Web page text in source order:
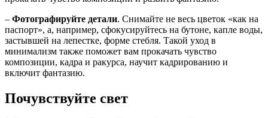
– Фотографируйте детали. Снимайте не весь цветок «как на
паспорт», а, например, сфокусируйтесь на бутоне, капле воды,
застывшей на лепестке, форме стебля. Такой уход в
минимализм также поможет вам прокачать чувство
композиции, кадра и ракурса, научит кадрированию и
включит фантазию.
Почувствуйте свет